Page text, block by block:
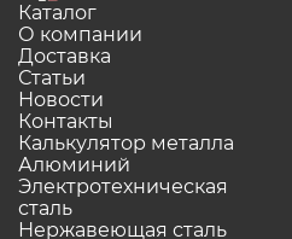
Каталог
О компании
Доставка
Статьи
Новости
Контакты
Калькулятор металла
Алюминий
Электротехническая
сталь
Нержавеющая сталь